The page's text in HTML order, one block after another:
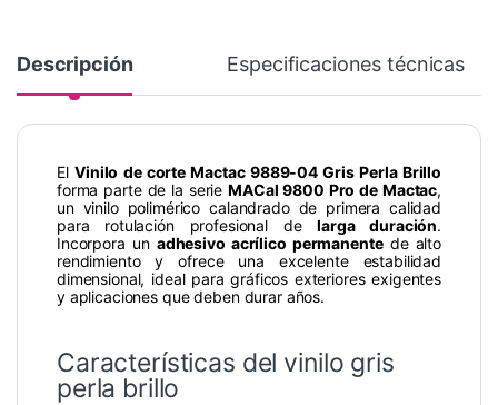
Descripción Especificaciones técnicas
ElVinilo de corte Mactac 9889-04 Gris Perla Brillo
forma parte de la serieMACal 9800 Pro de Mactac,
un vinilo polimérico calandrado de primera calidad
para rotulación profesional delarga duración.
Incorpora un adhesivo acrílico permanentede alto
rendimiento y ofrece una excelente estabilidad
dimensional, ideal para gráficos exteriores exigentes
y aplicaciones que deben durar años.
Características del vinilo gris
perla brillo